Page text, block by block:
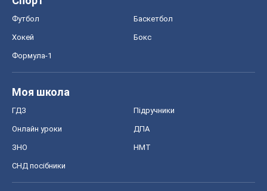
Футбол Баскетбол
Хокей Бокс
Формула-1
Моя школа
ГДЗ Підручники
Онлайн уроки ДПА
ЗНО НМТ
СНД посібники